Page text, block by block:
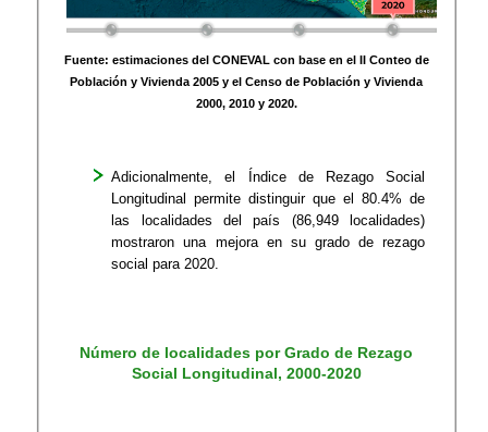
Fuente: estimaciones del CONEVAL con base en el II Conteo de
Población y Vivienda 2005 y el Censo de Población y Vivienda
2000, 2010 y 2020.
Adicionalmente, el Índice de Rezago Social
Longitudinal permite distinguir que el 80.4% de
las localidades del país (86,949 localidades)
mostraron una mejora en su grado de rezago
social para 2020.
Número de localidades por Grado de Rezago
Social Longitudinal, 2000-2020